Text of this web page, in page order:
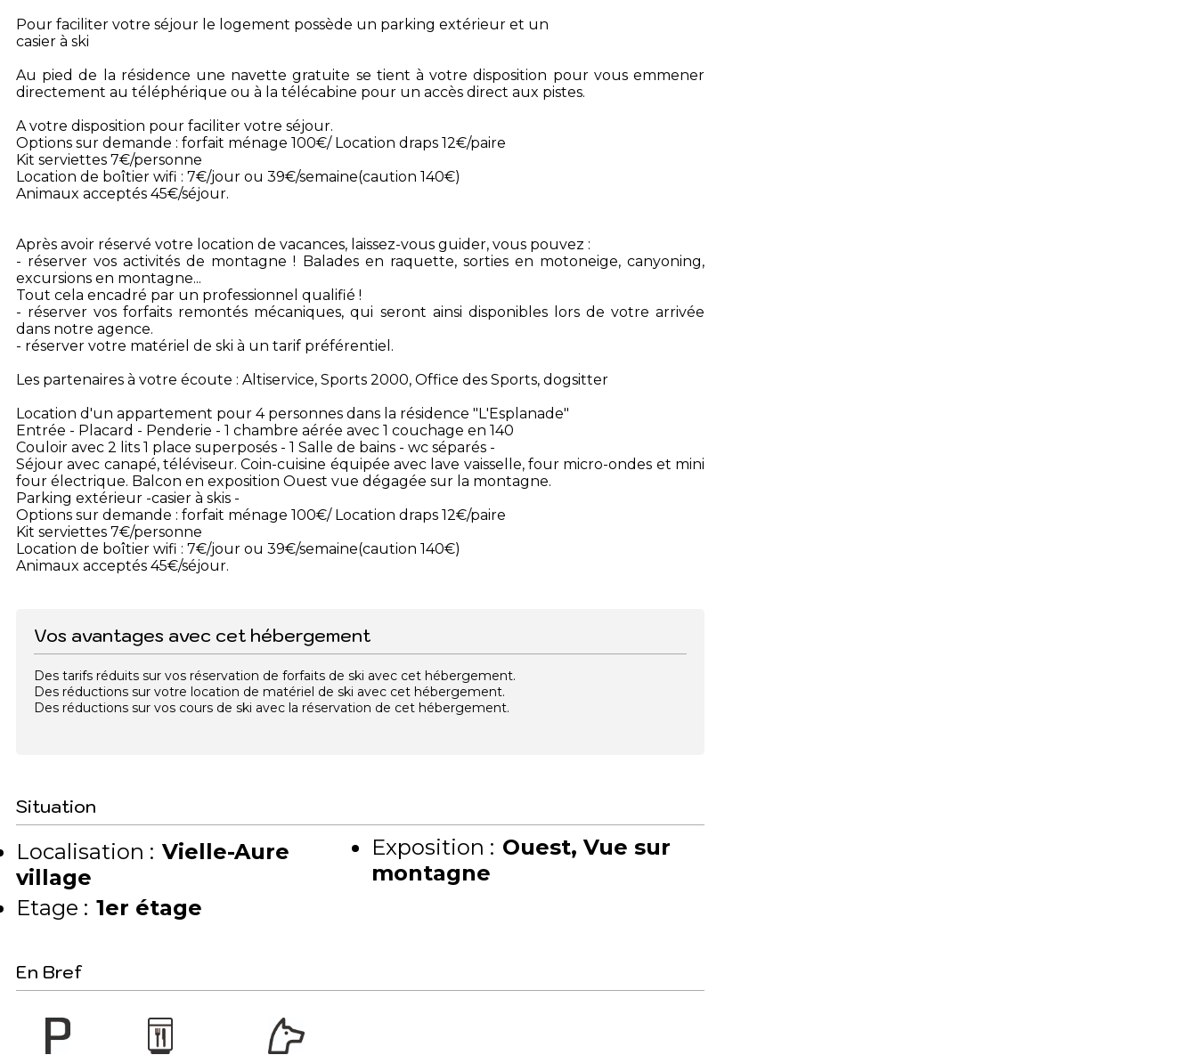
Pour faciliter votre séjour le logement possède un parking extérieur et un
casier à ski
Au pied de la résidence une navette gratuite se tient à votre disposition pour vous emmener
directement au téléphérique ou à la télécabine pour un accès direct aux pistes.
A votre disposition pour faciliter votre séjour.
Options sur demande : forfait ménage 100€/ Location draps 12€/paire
Kit serviettes 7€/personne
Location de boîtier wifi : 7€/jour ou 39€/semaine(caution 140€)
Animaux acceptés 45€/séjour.
Après avoir réservé votre location de vacances, laissez-vous guider, vous pouvez :
- réserver vos activités de montagne ! Balades en raquette, sorties en motoneige, canyoning,
excursions en montagne...
Tout cela encadré par un professionnel qualifié !
- réserver vos forfaits remontés mécaniques, qui seront ainsi disponibles lors de votre arrivée
dans notre agence.
- réserver votre matériel de ski à un tarif préférentiel.
Les partenaires à votre écoute : Altiservice, Sports 2000, Office des Sports, dogsitter
Location d'un appartement pour 4 personnes dans la résidence "L'Esplanade"
Entrée - Placard - Penderie - 1 chambre aérée avec 1 couchage en 140
Couloir avec 2 lits 1 place superposés - 1 Salle de bains - wc séparés -
Séjour avec canapé, téléviseur. Coin-cuisine équipée avec lave vaisselle, four micro-ondes et mini
four électrique. Balcon en exposition Ouest vue dégagée sur la montagne.
Parking extérieur -casier à skis -
Options sur demande : forfait ménage 100€/ Location draps 12€/paire
Kit serviettes 7€/personne
Location de boîtier wifi : 7€/jour ou 39€/semaine(caution 140€)
Animaux acceptés 45€/séjour.
Vos avantages avec cet hébergement
Des tarifs réduits sur vos réservation de forfaits de ski avec cet hébergement.
Des réductions sur votre location de matériel de ski avec cet hébergement.
Des réductions sur vos cours de ski avec la réservation de cet hébergement.
Situation
Localisation : Vielle-Aure
village
Etage : 1er étage
Exposition : Ouest Vue sur
montagne
En Bref